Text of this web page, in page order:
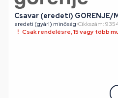
Csavar (eredeti) GORENJE/
eredeti (gyári) minőség•Cikkszám:
Csak rendelésre, 15 vagy több